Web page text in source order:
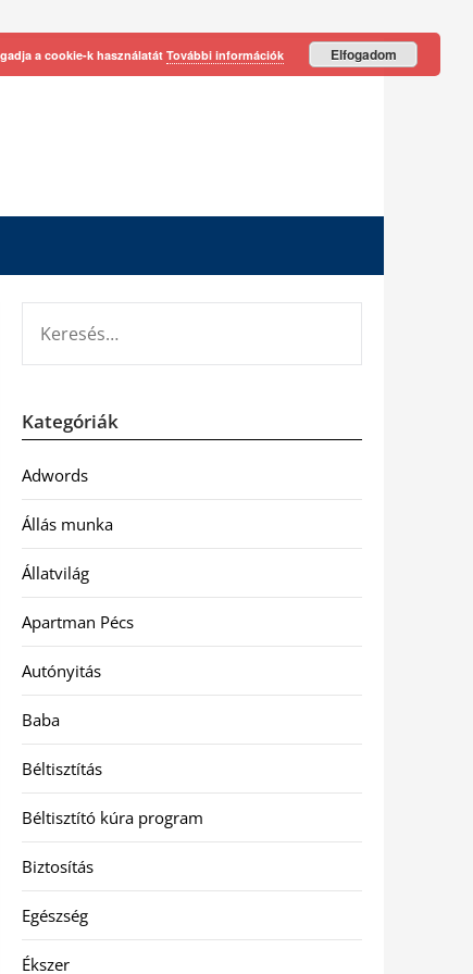
Kategóriák
Adwords
Állás munka
Állatvilág
Apartman Pécs
Autónyitás
Baba
Béltisztítás
Béltisztító kúra program
Biztosítás
Egészség
Ékszer
a cookie-k használatát További információk Elfogadom